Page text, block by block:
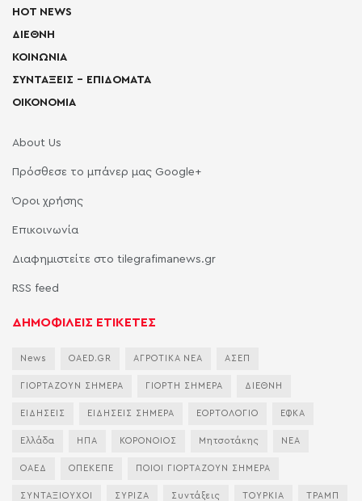
HOT NEWS
ΔΙΕΘΝΗ
ΚΟΙΝΩΝΙΑ
ΣΥΝΤΑΞΕΙΣ – ΕΠΙΔΟΜΑΤΑ
ΟΙΚΟΝΟΜΙΑ
About Us
Πρόσθεσε το μπάνερ μας Google+
Όροι χρήσης
Επικοινωνία
Διαφημιστείτε στο tilegrafimanews.gr
RSS feed
ΔΗΜΟΦΙΛΕΙΣ ΕΤΙΚΕΤΕΣ
News OAED.GR ΑΓΡΟΤΙΚΑ ΝΕΑ ΑΣΕΠ
ΓΙΟΡΤΑΖΟΥΝ ΣΗΜΕΡΑ ΓΙΟΡΤΗ ΣΗΜΕΡΑ ΔΙΕΘΝΗ
ΕΙΔΗΣΕΙΣ ΕΙΔΗΣΕΙΣ ΣΗΜΕΡΑ ΕΟΡΤΟΛΟΓΙΟ ΕΦΚΑ
Ελλάδα ΗΠΑ ΚΟΡΟΝΟΙΟΣ Μητσοτάκης ΝΕΑ
ΟΑΕΔ ΟΠΕΚΕΠΕ ΠΟΙΟΙ ΓΙΟΡΤΑΖΟΥΝ ΣΗΜΕΡΑ
ΣΥΝΤΑΞΙΟΥΧΟΙ ΣΥΡΙΖΑ Συντάξεις ΤΟΥΡΚΙΑ ΤΡΑΜΠ